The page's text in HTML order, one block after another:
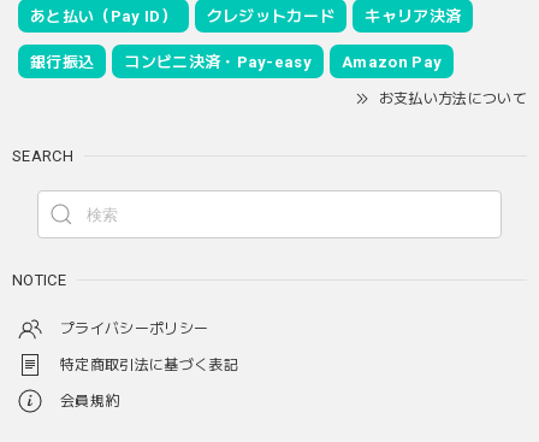
あと払い（Pay ID） クレジットカード キャリア決済
銀行振込 コンビニ決済・Pay-easy Amazon Pay
お支払い方法について
SEARCH
NOTICE
プライバシーポリシー
特定商取引法に基づく表記
会員規約